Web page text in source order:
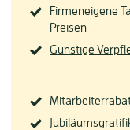
Firmeneigene
Preisen
Günstige